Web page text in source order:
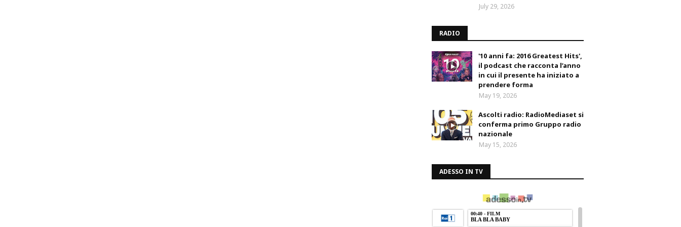
July 29, 2026
RADIO
'10 anni fa: 2016 Greatest Hits',
il podcast che racconta l’anno
in cui il presente ha iniziato a
prendere forma
May 19, 2026
Ascolti radio: RadioMediaset si
conferma primo Gruppo radio
nazionale
May 15, 2026
ADESSO IN TV